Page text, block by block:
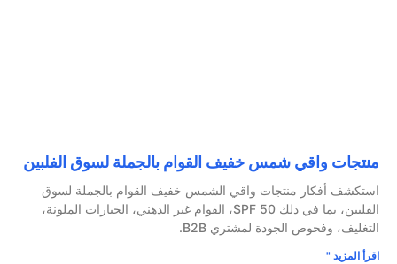
منتجات واقي شمس خفيف القوام بالجملة لسوق الفلبين
استكشف أفكار منتجات واقي الشمس خفيف القوام بالجملة لسوق
الفلبين، بما في ذلك SPF 50، القوام غير الدهني، الخيارات الملونة،
التغليف، وفحوص الجودة لمشتري B2B.
اقرأ المزيد "